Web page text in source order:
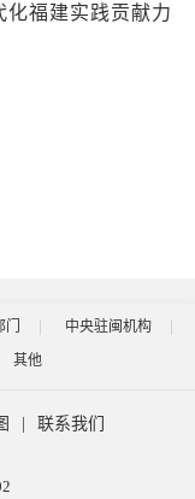
福建实践贡献力
中央驻闽机构
其他
联系我们